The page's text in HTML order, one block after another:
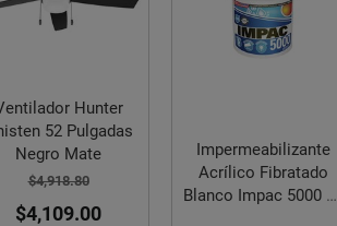
Hunter
52 Pulgadas
Negro Mate
$4,918.80
$4,109.00
Impermeabilizante
Acrílico Fibratado
Blanco Impac 5000 19